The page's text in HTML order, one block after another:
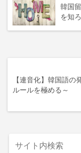
韓国
を知
【連音化】韓国語
ルールを極める～